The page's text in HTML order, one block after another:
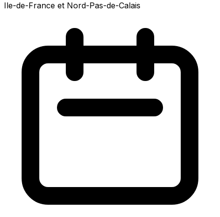
Ile-de-France et Nord-Pas-de-Calais